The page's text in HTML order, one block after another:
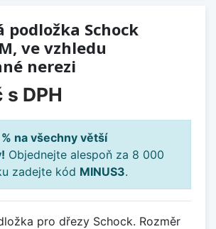
podložka Schock
ve vzhledu
nerezi
s DPH
na všechny větší
Objednejte alespoň za 8 000
zadejte kód MINUS3.
pro dřezy Schock. Rozměr